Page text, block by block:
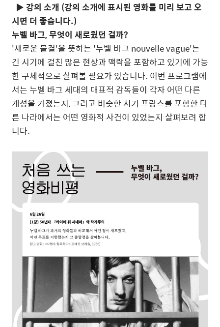
▶ 강의 소개 (강의 소개에 표시된 영화를 미리 보고 오
시면 더 좋습니다.)
누벨 바그, 무엇이 새로웠던 걸까?
'새로운 물결'을 뜻하는 '누벨 바그 nouvelle vague'는
긴 시기에 걸친 많은 현상과 맥락을 포함하고 있기에 가능
한 구체적으로 살펴볼 필요가 있습니다. 이번 프로그램에
서는 누벨 바그 세대의 대표적 감독들이 각자 어떤 다른
개성을 가졌는지, 그리고 비슷한 시기 프랑스를 포함한 다
른 나라에서는 어떤 영화적 사건이 있었는지 살펴보려 합
니다.